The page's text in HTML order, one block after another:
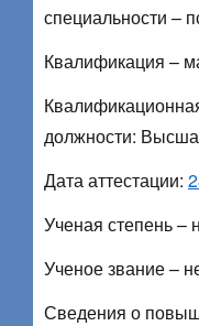
специальности –
Квалификация –
должности:
Дата аттестации:
Ученая степень –
Ученое звание –
Сведения о